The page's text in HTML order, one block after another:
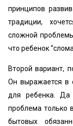
принципов
традиции,
сложной
что ребенок
Второй вариант,
Он выражается в
для ребенка. Да
проблема только
бытовых